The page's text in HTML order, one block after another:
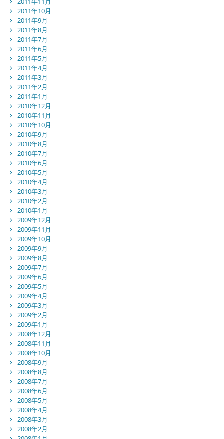
2011年10月
2011年9月
2011年8月
2011年7月
2011年6月
2011年5月
2011年4月
2011年3月
2011年2月
2011年1月
2010年12月
2010年11月
2010年10月
2010年9月
2010年8月
2010年7月
2010年6月
2010年5月
2010年4月
2010年3月
2010年2月
2010年1月
2009年12月
2009年11月
2009年10月
2009年9月
2009年8月
2009年7月
2009年6月
2009年5月
2009年4月
2009年3月
2009年2月
2009年1月
2008年12月
2008年11月
2008年10月
2008年9月
2008年8月
2008年7月
2008年6月
2008年5月
2008年4月
2008年3月
2008年2月